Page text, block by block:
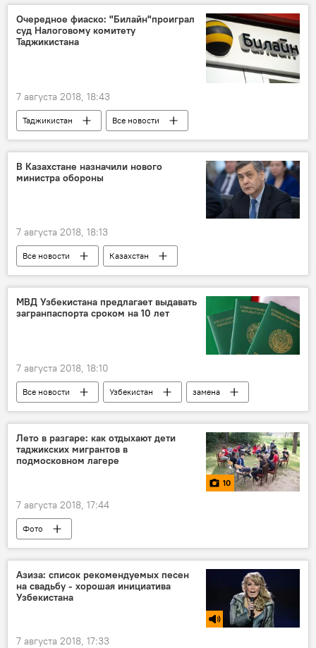
Очередное фиаско: "Билайн"проиграл
суд Налоговому комитету
Таджикистана
7 августа 2018, 18:43
Таджикистан
Все новости
Налоговый комитет Таджикистана
В Казахстане назначили нового
министра обороны
7 августа 2018, 18:13
Все новости
Казахстан
Центральная Азия
Ташкент
МВД Узбекистана предлагает выдавать
загранпаспорта сроком на 10 лет
7 августа 2018, 18:10
Все новости Узбекистан
замена
Центральная Азия
Лето в разгаре: как отдыхают дети
таджикских мигрантов в
подмосковном лагере
10
7 августа 2018, 17:44
Фото
Новости мигрантов из Центральной Азии в России
Таджикистан
Азиза: список рекомендуемых песен
на свадьбу - хорошая инициатива
Узбекистана
7 августа 2018, 17:33